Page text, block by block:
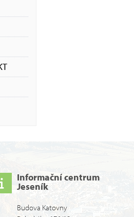
Informační centrum
Jeseník
Budova Katovny